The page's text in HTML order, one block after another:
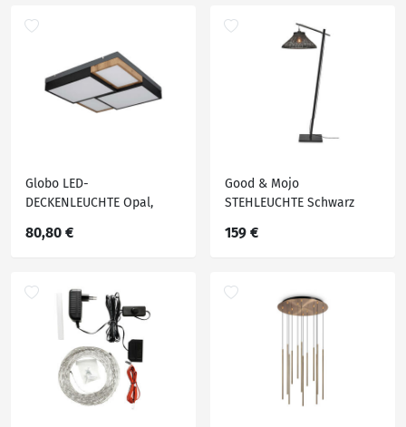
Globo LED-
DECKENLEUCHTE Opal,
80,80 €
Good & Mojo
STEHLEUCHTE Schwarz
159 €